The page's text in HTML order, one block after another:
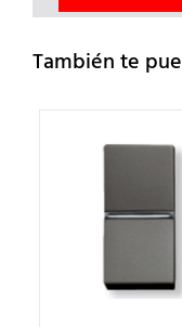
También te